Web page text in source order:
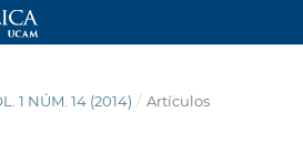
1 NÚM. 14 (2014) / Artículos